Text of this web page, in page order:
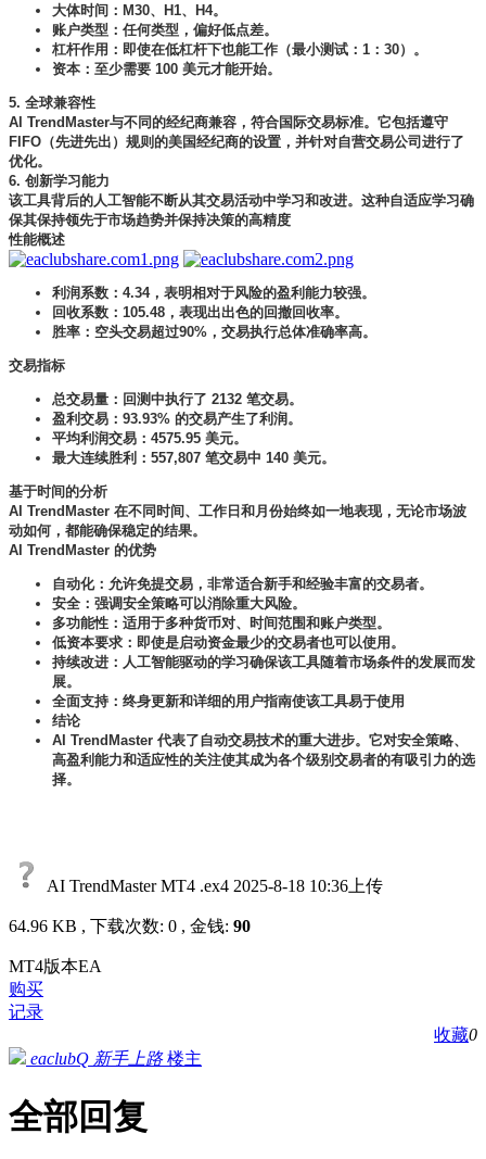
大体时间：M30、H1、H4。
账户类型：任何类型，偏好低点差。
杠杆作用：即使在低杠杆下也能工作（最小测试：1：30）。
资本：至少需要 100 美元才能开始。
5. 全球兼容性
AI TrendMaster与不同的经纪商兼容，符合国际交易标准。它包括遵守
FIFO（先进先出）规则的美国经纪商的设置，并针对自营交易公司进行了
优化。
6. 创新学习能力
该工具背后的人工智能不断从其交易活动中学习和改进。这种自适应学习确
保其保持领先于市场趋势并保持决策的高精度
性能概述
利润系数：4.34，表明相对于风险的盈利能力较强。
回收系数：105.48，表现出出色的回撤回收率。
胜率：空头交易超过90%，交易执行总体准确率高。
交易指标
总交易量：回测中执行了 2132 笔交易。
盈利交易：93.93% 的交易产生了利润。
平均利润交易：4575.95 美元。
最大连续胜利：557,807 笔交易中 140 美元。
基于时间的分析
AI TrendMaster 在不同时间、工作日和月份始终如一地表现，无论市场波
动如何，都能确保稳定的结果。
AI TrendMaster 的优势
自动化：允许免提交易，非常适合新手和经验丰富的交易者。
安全：强调安全策略可以消除重大风险。
多功能性：适用于多种货币对、时间范围和账户类型。
低资本要求：即使是启动资金最少的交易者也可以使用。
持续改进：人工智能驱动的学习确保该工具随着市场条件的发展而发
展。
全面支持：终身更新和详细的用户指南使该工具易于使用
结论
AI TrendMaster 代表了自动交易技术的重大进步。它对安全策略、
高盈利能力和适应性的关注使其成为各个级别交易者的有吸引力的选
择。
AI TrendMaster MT4 .ex4 2025-8-18 10:36上传
64.96 KB , 下载次数: 0 , 金钱: 90
MT4版本EA
购买
记录
收藏0
eaclubQ 新手上路 楼主
全部回复